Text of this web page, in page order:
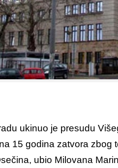
ukinuo je presudu
15 godina zatvora zbog
ubio Milovana